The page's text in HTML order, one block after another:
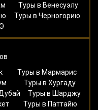
Туры в Венесуэлу
Туры в Черногорию
Туры в Мармарис
Туры в Хургаду
Туры в Шарджу
Туры в Паттайю